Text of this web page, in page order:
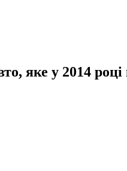
яке у 2014